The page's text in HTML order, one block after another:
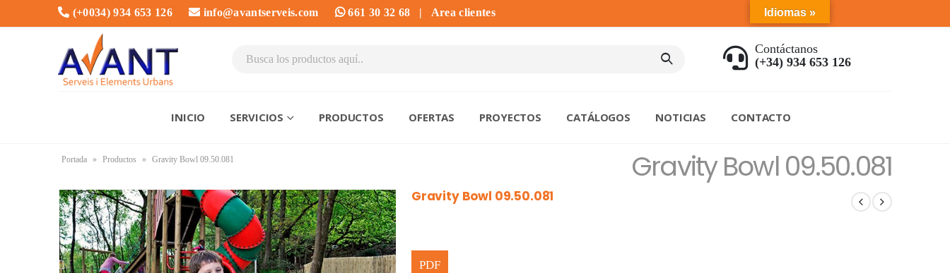
(+0034) 934 653 126 info@avantserveis.com 661 30 32 68 | Area clientes
Contáctanos
(+34) 934 653 126
INICIO SERVICIOS PRODUCTOS OFERTAS PROYECTOS CATÁLOGOS NOTICIAS CONTACTO
Gravity Bowl 09.50.081
Portada » Productos » Gravity Bowl 09.50.081
Gravity Bowl 09.50.081
Idiomas »